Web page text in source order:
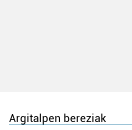
Argitalpen bereziak